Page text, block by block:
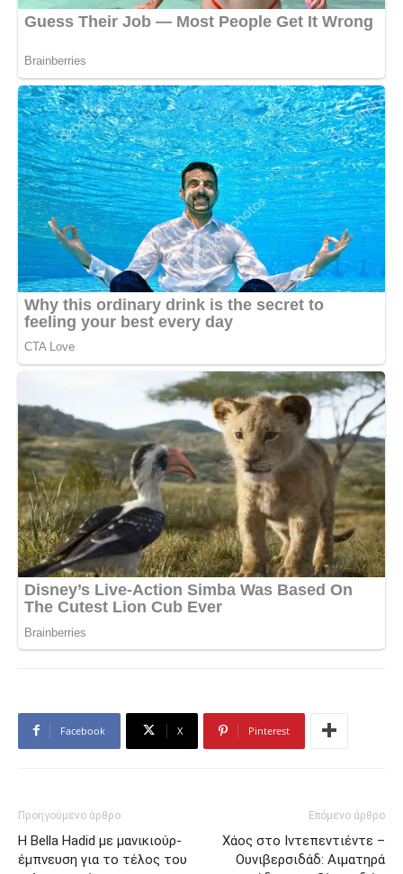
Facebook X Pinterest
Προηγούμενο άρθρο
Η Bella Hadid με μανικιούρ-
έμπνευση για το τέλος του
Επόμενο άρθρο
Χάος στο Ιντεπεντιέντε –
Ουνιβερσιδάδ: Aιματηρά